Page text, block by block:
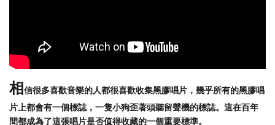
相信很多喜歡音樂的人都很喜歡收集黑膠唱片，幾乎所有的黑膠唱
片上都會有一個標誌，一隻小狗歪著頭聽留聲機的標誌。這在百年
間都成為了這張唱片是否值得收藏的一個重要標準。